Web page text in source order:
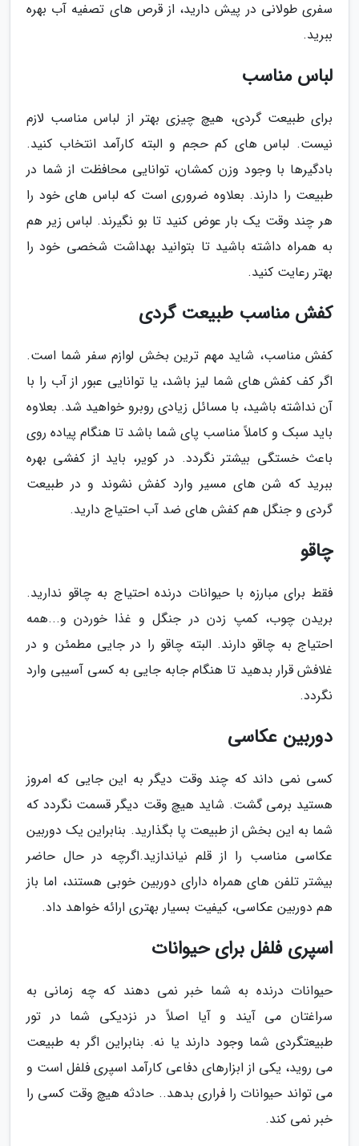
سفری طولانی در پیش دارید، از قرص های تصفیه آب بهره
ببرید.
لباس مناسب
برای طبیعت گردی، هیچ چیزی بهتر از لباس مناسب لازم
نیست. لباس های کم حجم و البته کارآمد انتخاب کنید.
بادگیرها با وجود وزن کمشان، توانایی محافظت از شما در
طبیعت را دارند. بعلاوه ضروری است که لباس های خود را
هر چند وقت یک بار عوض کنید تا بو نگیرند. لباس زیر هم
به همراه داشته باشید تا بتوانید بهداشت شخصی خود را
بهتر رعایت کنید.
کفش مناسب طبیعت گردی
کفش مناسب، شاید مهم ترین بخش لوازم سفر شما است.
اگر کف کفش های شما لیز باشد، یا توانایی عبور از آب را با
آن نداشته باشید، با مسائل زیادی روبرو خواهید شد. بعلاوه
باید سبک و کاملاً مناسب پای شما باشد تا هنگام پیاده روی
باعث خستگی بیشتر نگردد. در کویر، باید از کفشی بهره
ببرید که شن های مسیر وارد کفش نشوند و در طبیعت
گردی و جنگل هم کفش های ضد آب احتیاج دارید.
چاقو
فقط برای مبارزه با حیوانات درنده احتیاج به چاقو ندارید.
بریدن چوب، کمپ زدن در جنگل و غذا خوردن و...همه
احتیاج به چاقو دارند. البته چاقو را در جایی مطمئن و در
غلافش قرار بدهید تا هنگام جابه جایی به کسی آسیبی وارد
نگردد.
دوربین عکاسی
کسی نمی داند که چند وقت دیگر به این جایی که امروز
هستید برمی گشت. شاید هیچ وقت دیگر قسمت نگردد که
شما به این بخش از طبیعت پا بگذارید. بنابراین یک دوربین
عکاسی مناسب را از قلم نیاندازید.اگرچه در حال حاضر
بیشتر تلفن های همراه دارای دوربین خوبی هستند، اما باز
هم دوربین عکاسی، کیفیت بسیار بهتری ارائه خواهد داد.
اسپری فلفل برای حیوانات
حیوانات درنده به شما خبر نمی دهند که چه زمانی به
سراغتان می آیند و آیا اصلاً در نزدیکی شما در تور
طبیعتگردی شما وجود دارند یا نه. بنابراین اگر به طبیعت
می روید، یکی از ابزارهای دفاعی کارآمد اسپری فلفل است و
می تواند حیوانات را فراری بدهد.. حادثه هیچ وقت کسی را
خبر نمی کند.